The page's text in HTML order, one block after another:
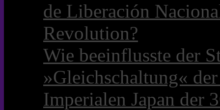
de Liberación
Revolution?
Wie beeinflusste der
»Gleichschaltung«
Imperialen Japan der